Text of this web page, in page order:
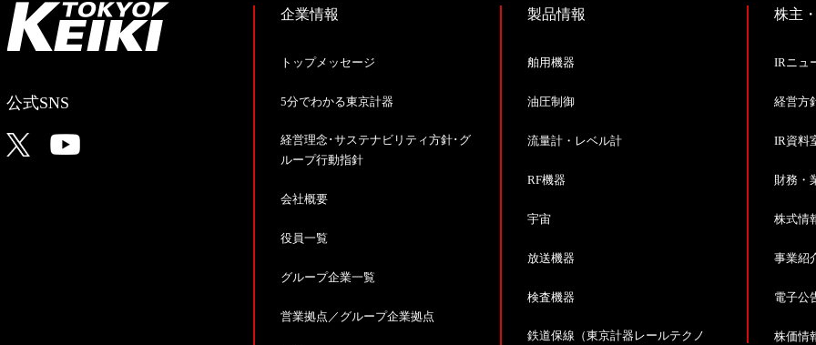
公式SNS
企業情報
トップメッセージ
5分でわかる東京計器
経営理念･サステナビリティ方針･グ
ループ行動指針
会社概要
役員一覧
グループ企業一覧
営業拠点／グループ企業拠点
製品情報
舶用機器
油圧制御
流量計・レベル計
RF機器
宇宙
放送機器
検査機器
鉄道保線（東京計器レールテクノ
株主
IRニュ
経営方
IR資料
財務・
株式情
事業紹
電子公
株価情